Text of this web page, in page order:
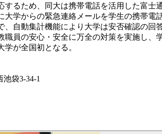
るため、同大は携帯電話を活用した富士
学からの緊急連絡メールを学生の携帯電
自動集計機能により大学は安否確認の回
員の安心・安全に万全の対策を実施し、
が全国初となる。
袋3-34-1